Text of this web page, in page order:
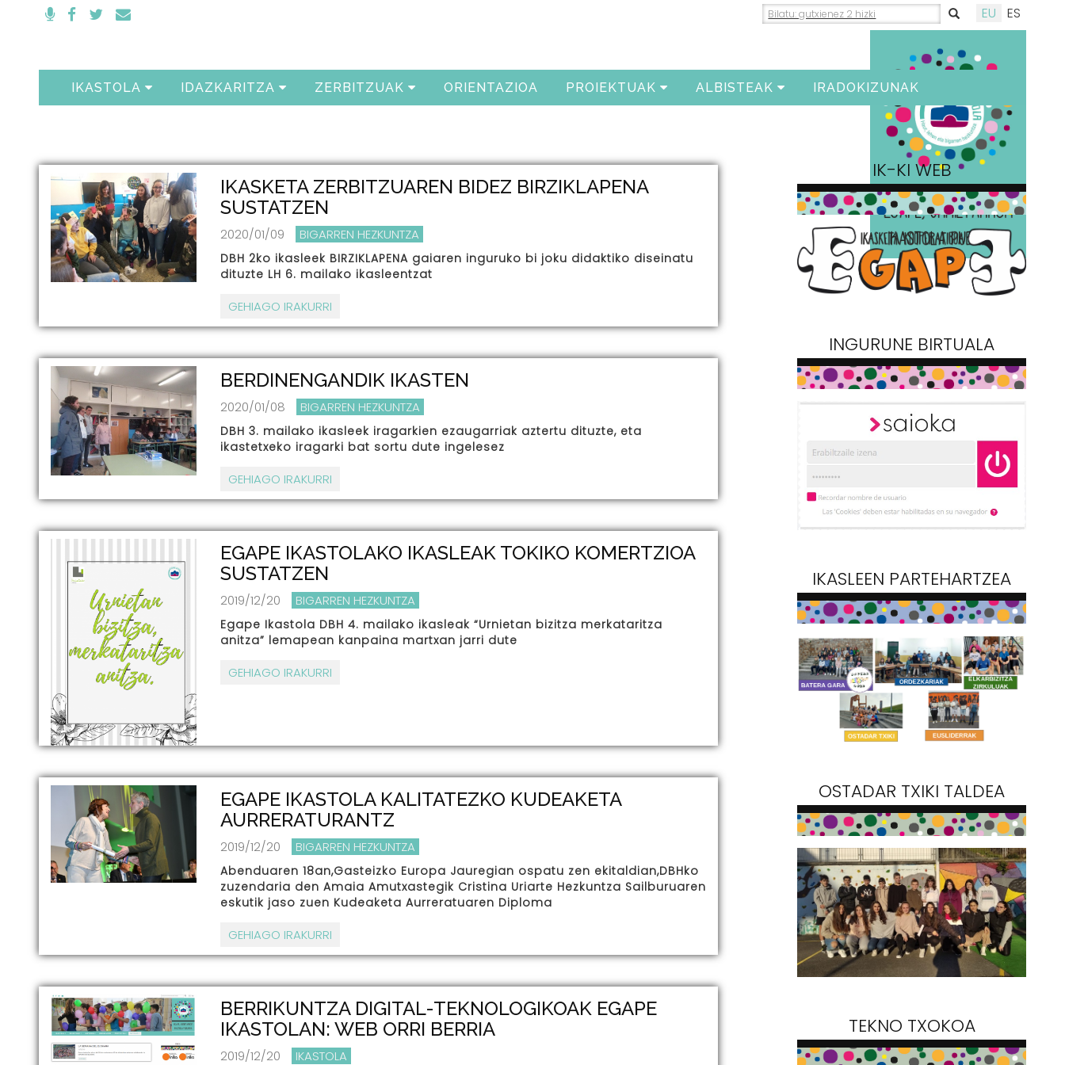
EU ES
IKASTOLA IDAZKARITZA ZERBITZUAK ORIENTAZIOA PROIEKTUAK ALBISTEAK IRADOKIZUNAK
IKASKETA ZERBITZUAREN BIDEZ BIRZIKLAPENA
SUSTATZEN
2020/01/09 BIGARREN HEZKUNTZA
DBH 2ko ikasleek BIRZIKLAPENA gaiaren inguruko bi joku didaktiko diseinatu
dituzte LH 6. mailako ikasleentzat
GEHIAGO IRAKURRI
BERDINENGANDIK IKASTEN
2020/01/08 BIGARREN HEZKUNTZA
DBH 3. mailako ikasleek iragarkien ezaugarriak aztertu dituzte, eta
ikastetxeko iragarki bat sortu dute ingelesez
GEHIAGO IRAKURRI
EGAPE IKASTOLAKO IKASLEAK TOKIKO KOMERTZIOA
SUSTATZEN
2019/12/20 BIGARREN HEZKUNTZA
Egape Ikastola DBH 4. mailako ikasleak “Urnietan bizitza merkataritza
anitza” lemapean kanpaina martxan jarri dute
GEHIAGO IRAKURRI
EGAPE IKASTOLA KALITATEZKO KUDEAKETA
AURRERATURANTZ
2019/12/20 BIGARREN HEZKUNTZA
Abenduaren 18an,Gasteizko Europa Jauregian ospatu zen ekitaldian,DBHko
zuzendaria den Amaia Amutxastegik Cristina Uriarte Hezkuntza Sailburuaren
eskutik jaso zuen Kudeaketa Aurreratuaren Diploma
GEHIAGO IRAKURRI
BERRIKUNTZA DIGITAL-TEKNOLOGIKOAK EGAPE
IKASTOLAN: WEB ORRI BERRIA
2019/12/20 IKASTOLA
IK-KI WEB
INGURUNE BIRTUALA
IKASLEEN PARTEHARTZEA
OSTADAR TXIKI TALDEA
TEKNO TXOKOA